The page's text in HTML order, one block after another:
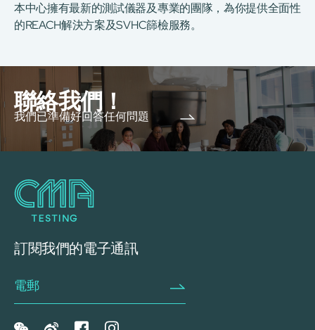
本中心擁有最新的測試儀器及專業的團隊，為你提供全面性
的REACH解決方案及SVHC篩檢服務。
聯絡我們！
我們已準備好回答任何問題
訂閱我們的電子通訊